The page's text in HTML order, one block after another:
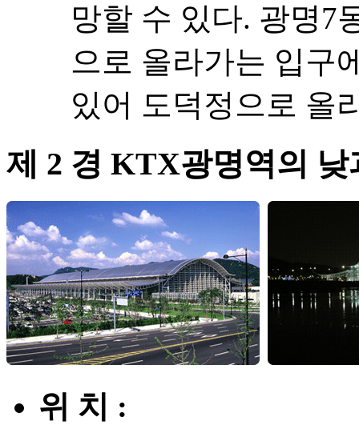
망할 수 있다. 광명7
으로 올라가는 입구
있어 도덕정으로 올
제 2 경 KTX광명역의 낮
위 치 :